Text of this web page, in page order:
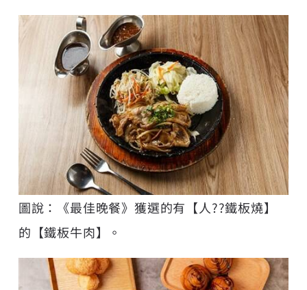
圖說：《最佳晚餐》獲選的有【人??鐵板燒】
的【鐵板牛肉】。